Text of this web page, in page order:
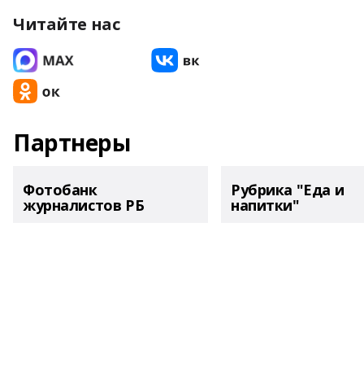
Читайте нас
Партнеры
Фотобанк
журналистов РБ
Рубрика "Еда и
напитки"